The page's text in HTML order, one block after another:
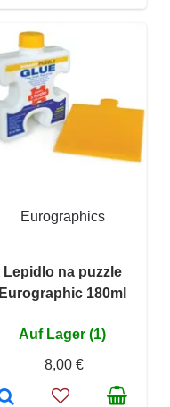
Eurographics
Lepidlo na puzzle
Eurographic 180ml
Auf Lager (1)
8,00 €